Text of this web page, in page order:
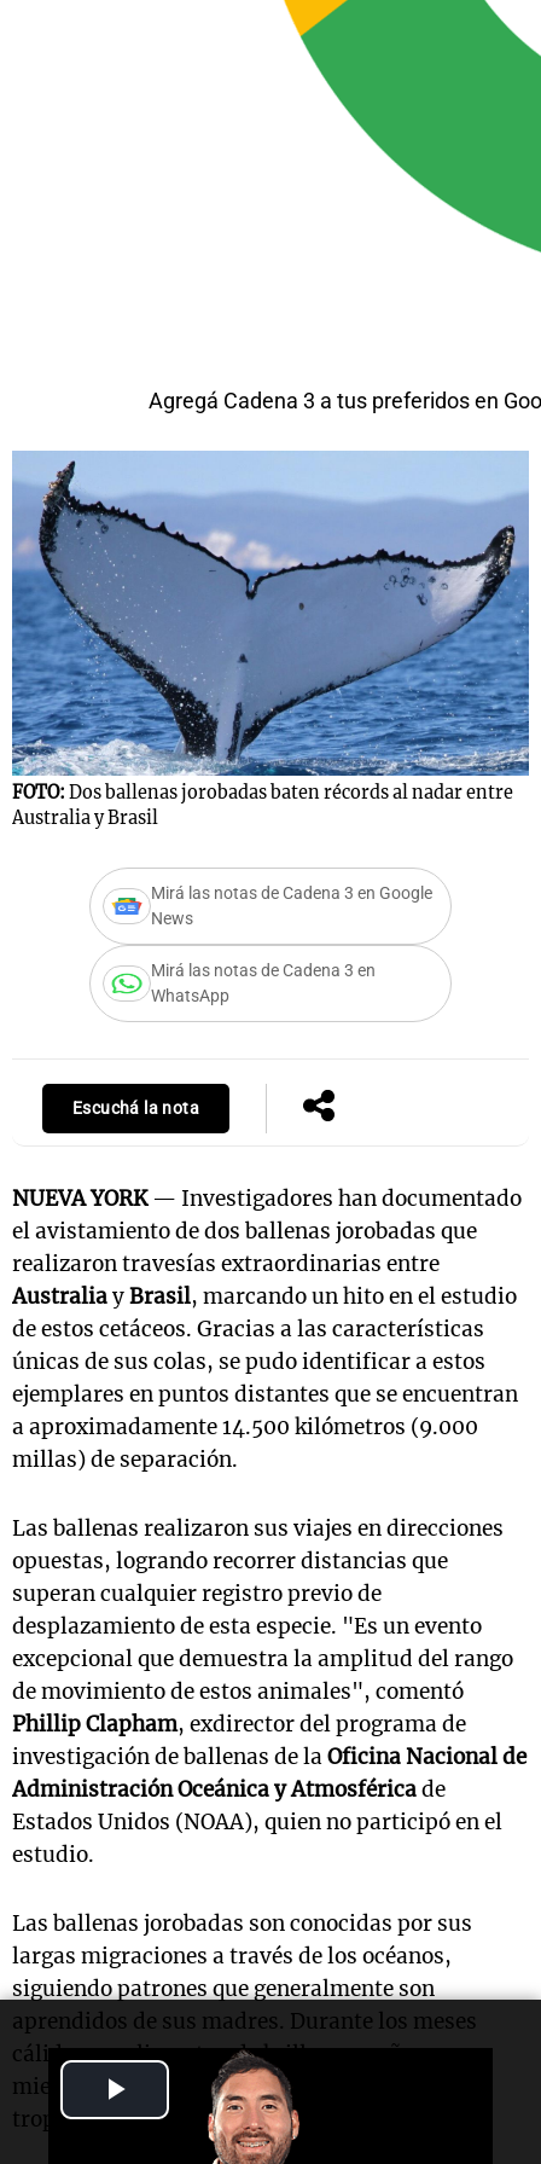
Video
Agregá Cadena 3 a tus preferidos en
FOTO: Dos ballenas jorobadas baten récords al nadar entre
Australia y Brasil
Mirá las notas de Cadena 3 en Google
News
Mirá las notas de Cadena 3 en
WhatsApp
Escuchá la nota
NUEVA YORK— Investigadores han documentado
el avistamiento de dos ballenas jorobadas que
realizaron travesías extraordinarias entre
AustraliayBrasil, marcando un hito en el estudio
de estos cetáceos. Gracias a las características
únicas de sus colas, se pudo identificar a estos
ejemplares en puntos distantes que se encuentran
a aproximadamente 14.500 kilómetros (9.000
millas) de separación.
Las ballenas realizaron sus viajes en direcciones
opuestas, logrando recorrer distancias que
superan cualquier registro previo de
desplazamiento de esta especie. "Es un evento
excepcional que demuestra la amplitud del rango
de movimiento de estos animales", comentó
Phillip Clapham, exdirector del programa de
investigación de ballenas de laOficina Nacional de
Administración Oceánica y Atmosféricade
Estados Unidos (NOAA), quien no participó en el
estudio.
Las ballenas jorobadas son conocidas por sus
largas migraciones a través de los océanos,
siguiendo patrones que generalmente son
aprendidos de sus madres. Durante los meses
cálidos, se alimentan de krill y pequeños peces,
mientras que en invierno se trasladan a aguas
tropicales para reproducirse.